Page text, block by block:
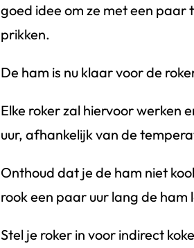
goed idee om ze met een paar
prikken.
De ham is nu klaar voor de
Elke roker zal hiervoor werken
uur, afhankelijk van de
Onthoud dat je de ham niet
rook een paar uur lang de ham
Stel je roker in voor indirect